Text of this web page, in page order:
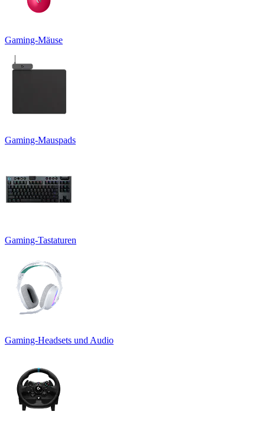
Gaming-Mäuse
Gaming-Mauspads
Gaming-Tastaturen
Gaming-Headsets und Audio